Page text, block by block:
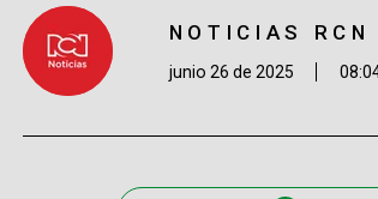
NOTICIAS RCN
junio 26 de 2025